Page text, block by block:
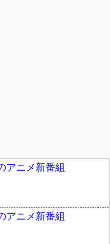
アニメ新番組
アニメ新番組